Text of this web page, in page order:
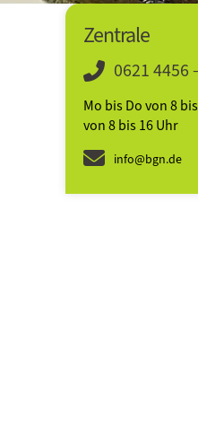
Zentrale
0621 4456
Mo bis Do von 8
von 8 bis 16 Uhr
info@bgn.de